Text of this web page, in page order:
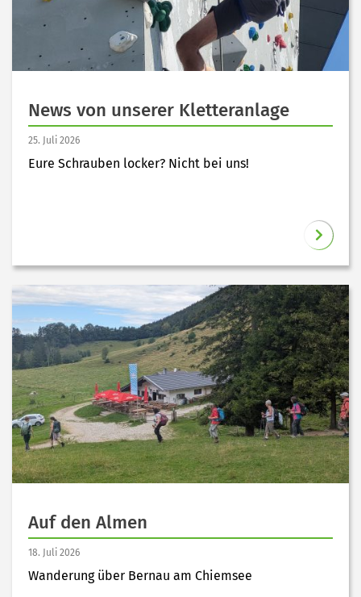
News von unserer Kletteranlage
25. Juli 2026
Eure Schrauben locker? Nicht bei uns!
Auf den Almen
18. Juli 2026
Wanderung über Bernau am Chiemsee